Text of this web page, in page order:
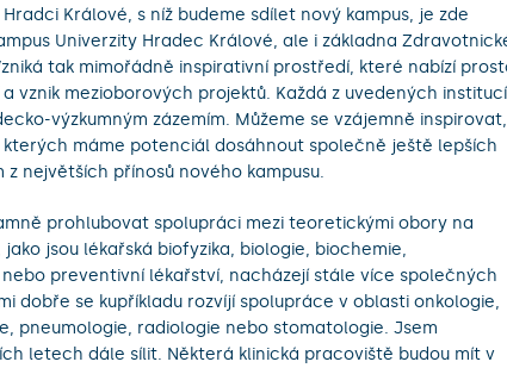
Králové, s níž budeme sdílet nový kampus, je zde
Univerzity Hradec Králové, ale i základna
tak mimořádně inspirativní prostředí, které nabízí
vznik mezioborových projektů. Každá z uvedených institucí
výzkumným zázemím. Můžeme se vzájemně inspirovat,
máme potenciál dosáhnout společně ještě lepších
největších přínosů nového kampusu.
prohlubovat spolupráci mezi teoretickými obory na
jsou lékařská biofyzika, biologie, biochemie,
preventivní lékařství, nacházejí stále více společných
dobře se kupříkladu rozvíjí spolupráce v oblasti onkologie,
pneumologie, radiologie nebo stomatologie. Jsem
letech dále sílit. Některá klinická pracoviště budou mít v